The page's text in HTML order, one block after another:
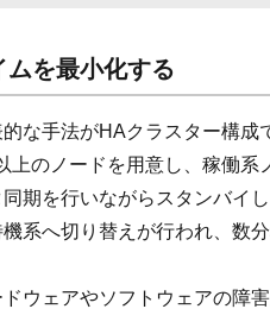
ムを最小化する
な手法がHAクラスター構成
上のノードを用意し、稼働系
期を行いながらスタンバイし
系へ切り替えが行われ、数
ウェアやソフトウェアの障